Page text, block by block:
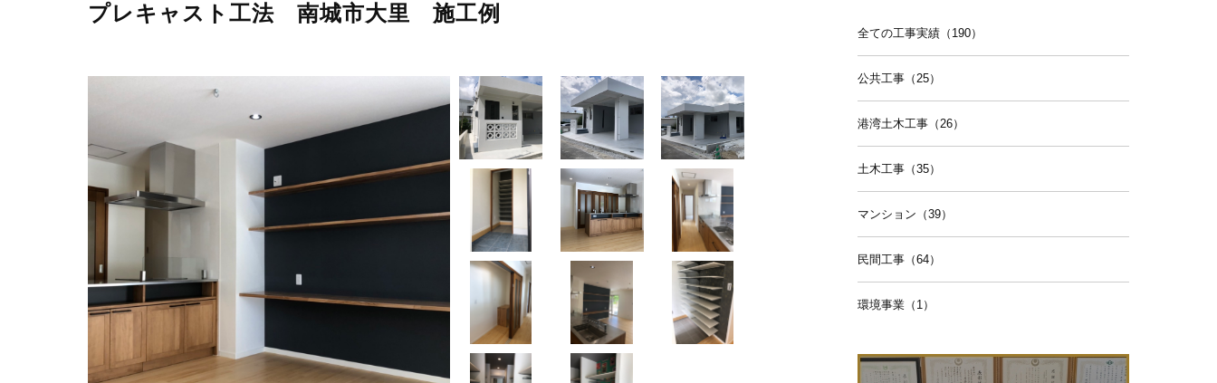
プレキャスト工法 南城市大里 施工例
全ての工事実績（190）
公共工事（25）
港湾土木工事（26）
土木工事（35）
マンション（39）
民間工事（64）
環境事業（1）